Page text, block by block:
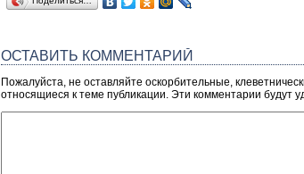
ОСТАВИТЬ КОММЕНТАРИЙ
Пожалуйста, не оставляйте оскорбительные,
относящиеся к теме публикации. Эти комментарии будут